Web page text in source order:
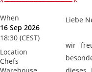
When
16 Sep 2026
18:30 (CEST)
Location
Chefs
Liebe
wir